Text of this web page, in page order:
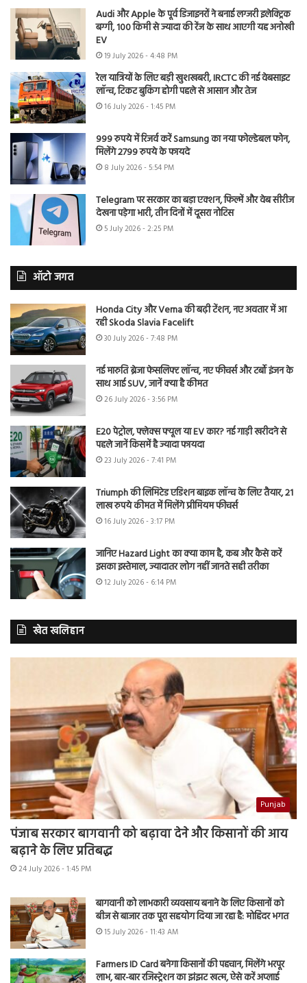
Audi और Apple के पूर्व डिजाइनरों ने बनाई लग्जरी इलेक्ट्रिक
बग्गी, 100 किमी से ज्यादा की रेंज के साथ आएगी यह अनोखी
EV
19 July 2026 - 4:48 PM
रेल यात्रियों के लिए बड़ी खुशखबरी, IRCTC की नई वेबसाइट
लॉन्च, टिकट बुकिंग होगी पहले से आसान और तेज
16 July 2026 - 1:45 PM
999 रुपये में रिजर्व करें Samsung का नया फोल्डेबल फोन,
मिलेंगे 2799 रुपये के फायदे
8 July 2026 - 5:54 PM
Telegram पर सरकार का बड़ा एक्शन, फिल्में और वेब सीरीज
देखना पड़ेगा भारी, तीन दिनों में दूसरा नोटिस
5 July 2026 - 2:25 PM
ऑटो जगत
Honda City और Verna की बढ़ी टेंशन, नए अवतार में आ
रही Skoda Slavia Facelift
30 July 2026 - 7:48 PM
नई मारुति ब्रेजा फेसलिफ्ट लॉन्च, नए फीचर्स और टर्बो इंजन के
साथ आई SUV, जानें क्या है कीमत
26 July 2026 - 3:56 PM
E20 पेट्रोल, फ्लेक्स फ्यूल या EV कार? नई गाड़ी खरीदने से
पहले जानें किसमें है ज्यादा फायदा
23 July 2026 - 7:41 PM
Triumph की लिमिटेड एडिशन बाइक लॉन्च के लिए तैयार, 21
लाख रुपये कीमत में मिलेंगे प्रीमियम फीचर्स
16 July 2026 - 3:17 PM
जानिए Hazard Light का क्या काम है, कब और कैसे करें
इसका इस्तेमाल, ज्यादातर लोग नहीं जानते सही तरीका
12 July 2026 - 6:14 PM
खेत खलिहान
Punjab
पंजाब सरकार बागवानी को बढ़ावा देने और किसानों की आय
बढ़ाने के लिए प्रतिबद्ध
24 July 2026 - 1:45 PM
बागवानी को लाभकारी व्यवसाय बनाने के लिए किसानों को
बीज से बाजार तक पूरा सहयोग दिया जा रहा है: मोहिंदर भगत
15 July 2026 - 11:43 AM
Farmers ID Card बनेगा किसानों की पहचान, मिलेंगे भरपूर
लाभ, बार-बार रजिस्ट्रेशन का झंझट खत्म, ऐसे करें अप्लाई